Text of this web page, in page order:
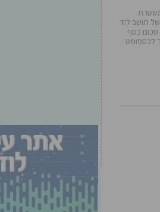
תושב לוד
סכום כסף
לכספומט